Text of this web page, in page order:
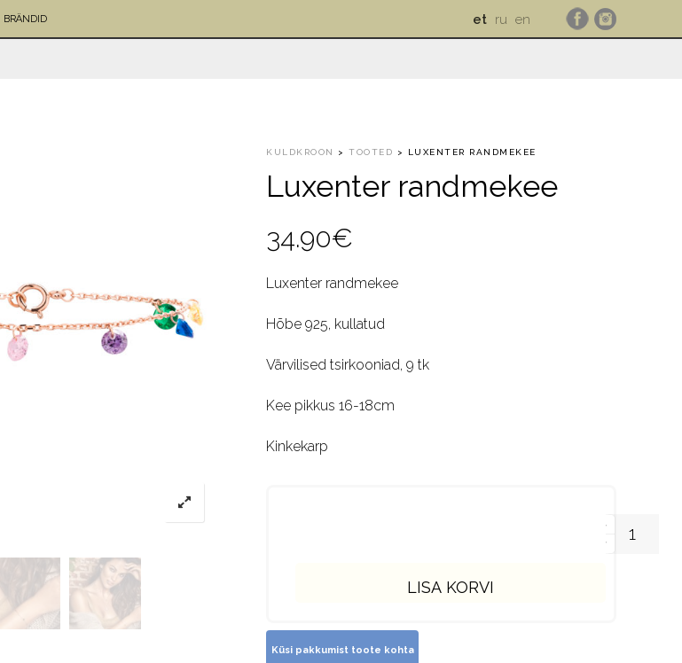
BRÄNDID et ru en
KULDKROON >TOOTED > LUXENTER RANDMEKEE
Luxenter randmekee
34.90€
Luxenter randmekee
Hõbe 925, kullatud
Värvilised tsirkooniad, 9 tk
Kee pikkus 16-18cm
Kinkekarp
LISA KORVI